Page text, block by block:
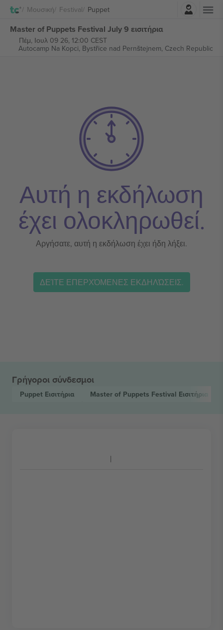
Μουσική Festival Puppet
Master of Puppets Festival July 9 εισιτήρια
Πέμ, Ιουλ 09 26, 12:00 CEST
Autocamp Na Kopci, Bystřice nad Pernštejnem, Czech Republic
Αυτή η εκδήλωση
έχει ολοκληρωθεί.
Αργήσατε, αυτή η εκδήλωση έχει ήδη λήξει.
ΔΕΊΤΕ ΕΠΕΡΧΌΜΕΝΕΣ ΕΚΔΗΛΏΣΕΙΣ.
Γρήγοροι σύνδεσμοι
Puppet Εισιτήρια Master of Puppets Festival Εισιτήρια